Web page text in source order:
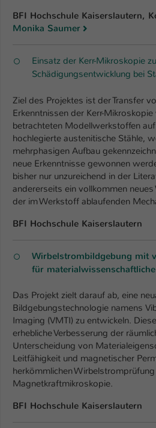
BFI Hochschule Kaiserslautern,
Monika Saumer
Einsatz der Kerr-Mikroskopie
Schädigungsentwicklung bei
Ziel des Projektes ist der Transfer
Erkenntnissen der Kerr-
betrachteten Modellwerkstoffen
hochlegierte austenitische Stähle,
mehrphasigen Aufbau
neue Erkenntnisse gewonnen
bisher nur unzureichend in der
andererseits ein vollkommen neues
der im Werkstoff ablaufenden
BFI Hochschule Kaiserslautern
Wirbelstrombildgebung mit
für
Das Projekt zielt darauf ab, eine
Bildgebungstechnologie namens
Imaging (VMTI) zu entwickeln.
erhebliche Verbesserung der
Unterscheidung von
Leitfähigkeit und magnetischer
herkömmlichen
Magnetkraftmikroskopie.
BFI Hochschule Kaiserslautern